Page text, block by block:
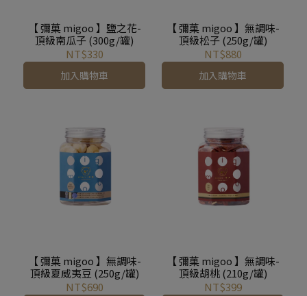
【 彌菓 migoo 】鹽之花-
頂級南瓜子 (300g/罐)
NT$330
加入購物車
【 彌菓 migoo 】無調味-
頂級松子 (250g/罐)
NT$880
加入購物車
【 彌菓 migoo 】無調味-
頂級夏威夷豆 (250g/罐)
NT$690
【 彌菓 migoo 】無調味-
頂級胡桃 (210g/罐)
NT$399